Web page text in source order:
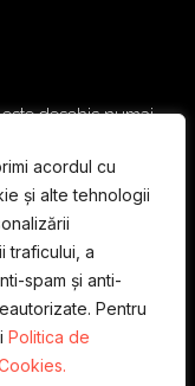
acordul cu
și alte tehnologii
traficului, a
spam și anti-
Pentru
Politica de
deschis numai